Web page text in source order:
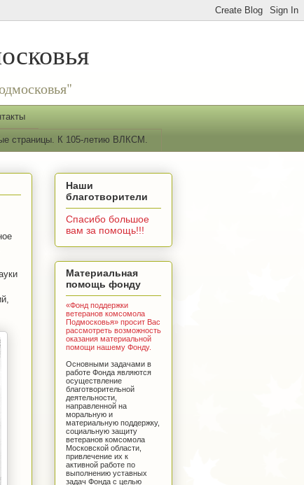
страницы. К 105-летию ВЛКСМ.
Наши
благотворители
Спасибо большое
вам за помощь!!!
Материальная
помощь фонду
«Фонд поддержки
ветеранов комсомола
Подмосковья» просит Вас
рассмотреть возможность
оказания материальной
помощи нашему Фонду.
Основными задачами в
работе Фонда являются
осуществление
благотворительной
деятельности,
направленной на
моральную и
материальную поддержку,
социальную защиту
ветеранов комсомола
Московской области,
привлечение их к
активной работе по
выполнению уставных
задач Фонда с целью